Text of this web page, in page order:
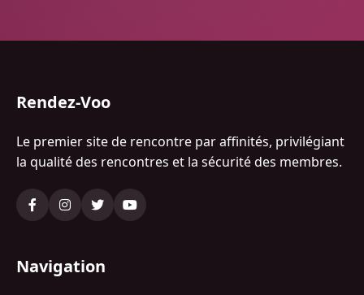
Rendez-Voo
Le premier site de rencontre par affinités, privilégiant
la qualité des rencontres et la sécurité des membres.
Navigation